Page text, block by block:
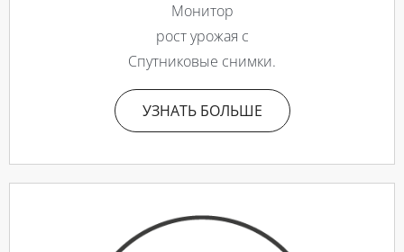
Монитор
рост урожая с
Спутниковые снимки.
УЗНАТЬ БОЛЬШЕ